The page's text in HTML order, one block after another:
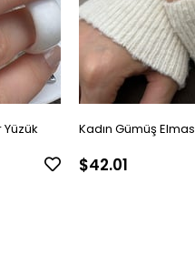
Kadın Gümüş
$42.01